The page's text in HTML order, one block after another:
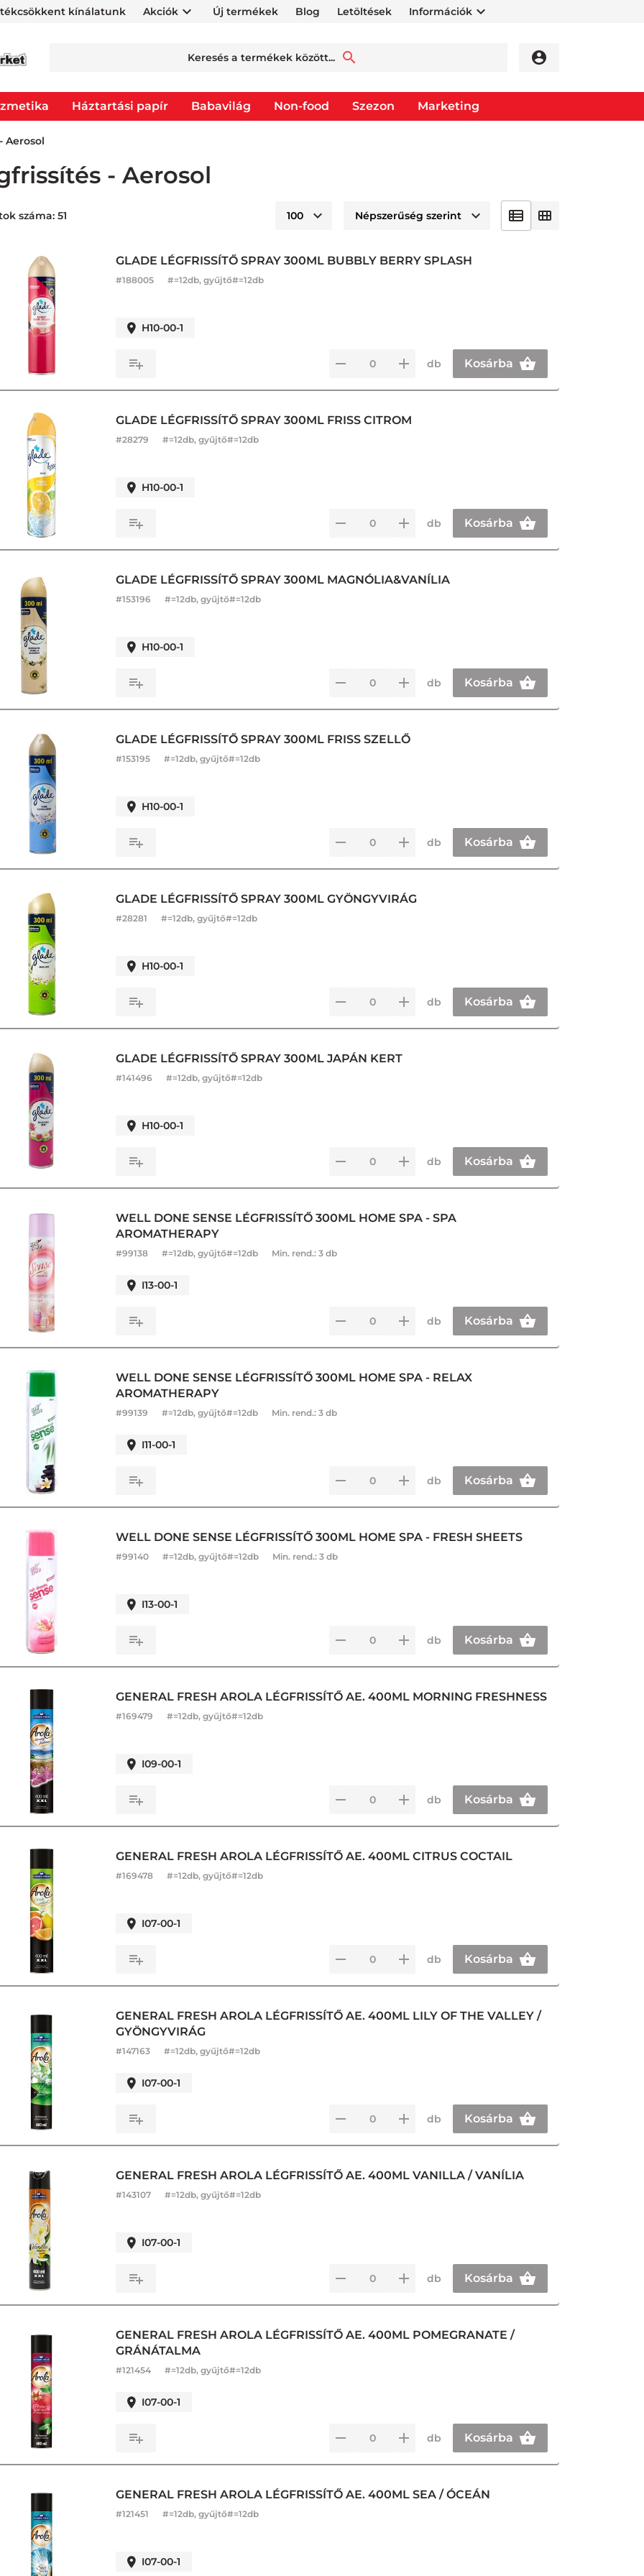
kínálatunk Akciók Új termékek Blog Letöltések Információk
Háztartási papír Babavilág Non-food Szezon Marketing
Aerosol
- Aerosol
száma: 51
GLADE LÉGFRISSÍTŐ SPRAY 300ML BUBBLY BERRY SPLASH
#188005 #=12db, gyűjtő#=12db
H10-00-1
db Kosárba
GLADE LÉGFRISSÍTŐ SPRAY 300ML FRISS CITROM
#28279 #=12db, gyűjtő#=12db
H10-00-1
db Kosárba
GLADE LÉGFRISSÍTŐ SPRAY 300ML MAGNÓLIA&VANÍLIA
#153196 #=12db, gyűjtő#=12db
H10-00-1
db Kosárba
GLADE LÉGFRISSÍTŐ SPRAY 300ML FRISS SZELLŐ
#153195 #=12db, gyűjtő#=12db
H10-00-1
db Kosárba
GLADE LÉGFRISSÍTŐ SPRAY 300ML GYÖNGYVIRÁG
#28281 #=12db, gyűjtő#=12db
H10-00-1
db Kosárba
GLADE LÉGFRISSÍTŐ SPRAY 300ML JAPÁN KERT
#141496 #=12db, gyűjtő#=12db
H10-00-1
db Kosárba
WELL DONE SENSE LÉGFRISSÍTŐ 300ML HOME SPA - SPA
AROMATHERAPY
#99138 #=12db, gyűjtő#=12db Min. rend.: 3 db
I13-00-1
db Kosárba
WELL DONE SENSE LÉGFRISSÍTŐ 300ML HOME SPA - RELAX
AROMATHERAPY
#99139 #=12db, gyűjtő#=12db Min. rend.: 3 db
I11-00-1
db Kosárba
WELL DONE SENSE LÉGFRISSÍTŐ 300ML HOME SPA - FRESH SHEETS
#99140 #=12db, gyűjtő#=12db Min. rend.: 3 db
I13-00-1
db Kosárba
GENERAL FRESH AROLA LÉGFRISSÍTŐ AE. 400ML MORNING FRESHNESS
#169479 #=12db, gyűjtő#=12db
I09-00-1
db Kosárba
GENERAL FRESH AROLA LÉGFRISSÍTŐ AE. 400ML CITRUS COCTAIL
#169478 #=12db, gyűjtő#=12db
I07-00-1
db Kosárba
GENERAL FRESH AROLA LÉGFRISSÍTŐ AE. 400ML LILY OF THE VALLEY /
GYÖNGYVIRÁG
#147163 #=12db, gyűjtő#=12db
I07-00-1
db Kosárba
GENERAL FRESH AROLA LÉGFRISSÍTŐ AE. 400ML VANILLA / VANÍLIA
#143107 #=12db, gyűjtő#=12db
I07-00-1
db Kosárba
GENERAL FRESH AROLA LÉGFRISSÍTŐ AE. 400ML POMEGRANATE /
GRÁNÁTALMA
#121454 #=12db, gyűjtő#=12db
I07-00-1
db Kosárba
GENERAL FRESH AROLA LÉGFRISSÍTŐ AE. 400ML SEA / ÓCEÁN
#121451 #=12db, gyűjtő#=12db
I07-00-1